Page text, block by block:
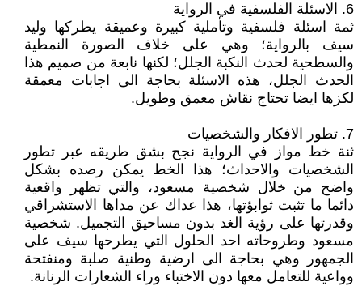
6. الاسئلة الفلسفية في الرواية
ثمة اسئلة فلسفية وتأملية كبيرة وعميقة يطركها وليد
سيف بالرواية؛ وهي على خلاف الصورة النمطية
والسطحية لحدث النكبة الجلل؛ لكنها نابعة من صميم هذا
الحدث الجلل، هذه الاسئلة بحاجة الى اجابات معمقة
لكزها ايضا تحتاج نقاش معمق وطويل.
7. تطور الافكار والشخصيات
ثنة خط مواز في الرواية نجح بشق طريقه عبر تطور
الشخصيات والاحداث؛ هذا الخط يمكن رصده بشكل
واضح من خلال شخصية مسعود، والتي تظهر واقعية
دائما ما تثبت ثوابؤتها، هذا عداك عن مداها الاستشراقي
وقدرتها على رؤية الغد بدون مساحيق التجميل. شخصية
مسعود وطروحاته احد الحلول التي يطرحها سيف على
الجمهور وهي بحاجة الى ارضية وطنية صلبة ومنفتحة
وواعية للتعامل معها دون الاختباء وراء الشعارات الرنانة.